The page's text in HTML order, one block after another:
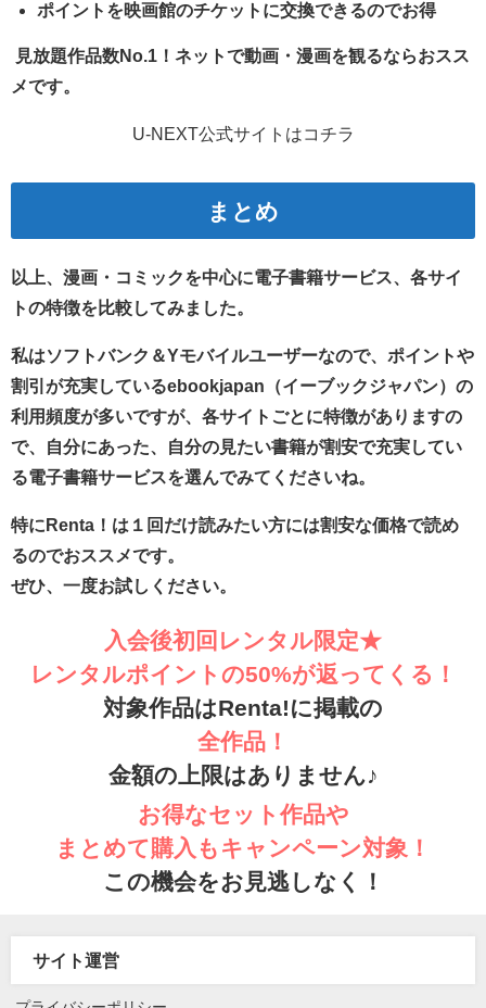
ポイントを映画館のチケットに交換できるのでお得
見放題作品数No.1！ネットで動画・漫画を観るならおスス
メです。
U-NEXT公式サイトはコチラ
まとめ
以上、漫画・コミックを中心に電子書籍サービス、各サイ
トの特徴を比較してみました。
私はソフトバンク＆Yモバイルユーザーなので、ポイントや
割引が充実しているebookjapan（イーブックジャパン）の
利用頻度が多いですが、各サイトごとに特徴がありますの
で、自分にあった、自分の見たい書籍が割安で充実してい
る電子書籍サービスを選んでみてくださいね。
特にRenta！は１回だけ読みたい方には割安な価格で読め
るのでおススメです。
ぜひ、一度お試しください。
入会後初回レンタル限定★
レンタルポイントの50%が返ってくる！
対象作品はRenta!に掲載の
全作品！
金額の上限はありません♪
お得なセット作品や
まとめて購入もキャンペーン対象！
この機会をお見逃しなく！
サイト運営